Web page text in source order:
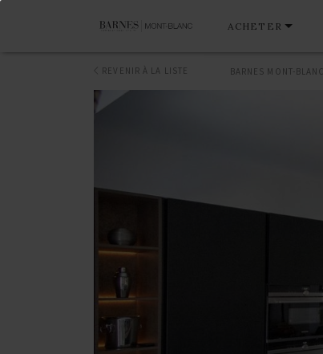
ACHETER
BARNES MONT-BLANC
REVENIR À LA LISTE